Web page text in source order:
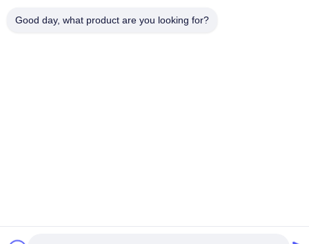
Good day, what product are you looking for?